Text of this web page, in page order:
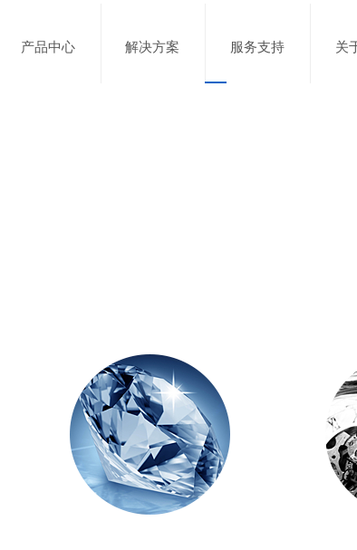
产品中心 解决方案 服务支持 关